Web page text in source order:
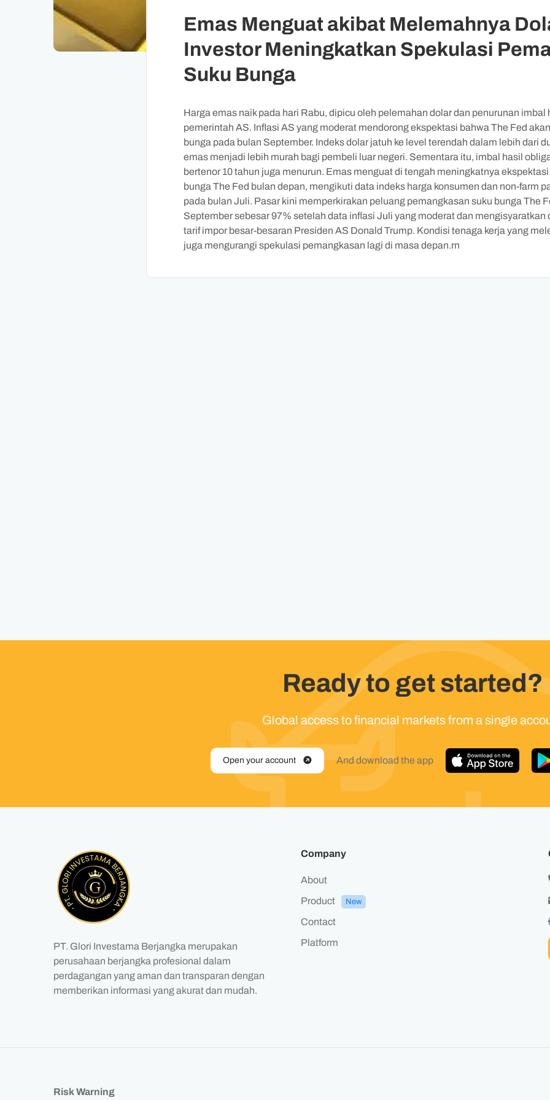
Emas Menguat akibat Melemahnya
Investor Meningkatkan Spekulasi
Suku Bunga
Harga emas naik pada hari Rabu, dipicu oleh pelemahan dolar dan penurunan imbal
pemerintah AS. Inflasi AS yang moderat mendorong ekspektasi bahwa The Fed
bunga pada bulan September. Indeks dolar jatuh ke level terendah dalam lebih dari
emas menjadi lebih murah bagi pembeli luar negeri. Sementara itu, imbal hasil
bertenor 10 tahun juga menurun. Emas menguat di tengah meningkatnya
bunga The Fed bulan depan, mengikuti data indeks harga konsumen dan non-farm
pada bulan Juli. Pasar kini memperkirakan peluang pemangkasan suku bunga The
September sebesar 97% setelah data inflasi Juli yang moderat dan mengisyaratkan
tarif impor besar-besaran Presiden AS Donald Trump. Kondisi tenaga kerja yang
juga mengurangi spekulasi pemangkasan lagi di masa depan.rn
Ready to get started?
Global access to financial markets from a single
Open your account And download the app
PT. Glori Investama Berjangka merupakan
perusahaan berjangka profesional dalam
perdagangan yang aman dan transparan dengan
memberikan informasi yang akurat dan mudah.
Company
About
Product
New
Contact
Platform
Risk Warning